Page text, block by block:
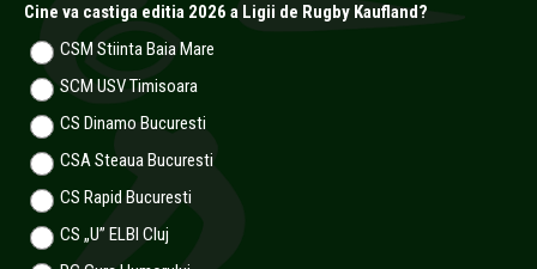
Cine va castiga editia 2026 a Ligii de Rugby Kaufland?
CSM Stiinta Baia Mare
SCM USV Timisoara
CS Dinamo Bucuresti
CSA Steaua Bucuresti
CS Rapid Bucuresti
CS „U” ELBI Cluj